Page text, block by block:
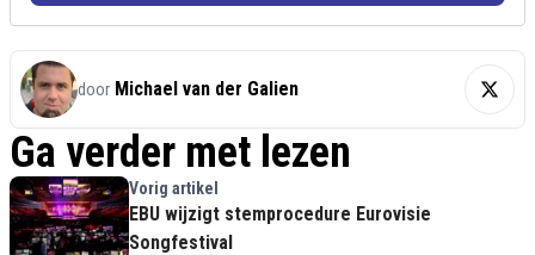
door Michael van der Galien
Ga verder met lezen
Vorig artikel
EBU wijzigt stemprocedure Eurovisie
Songfestival